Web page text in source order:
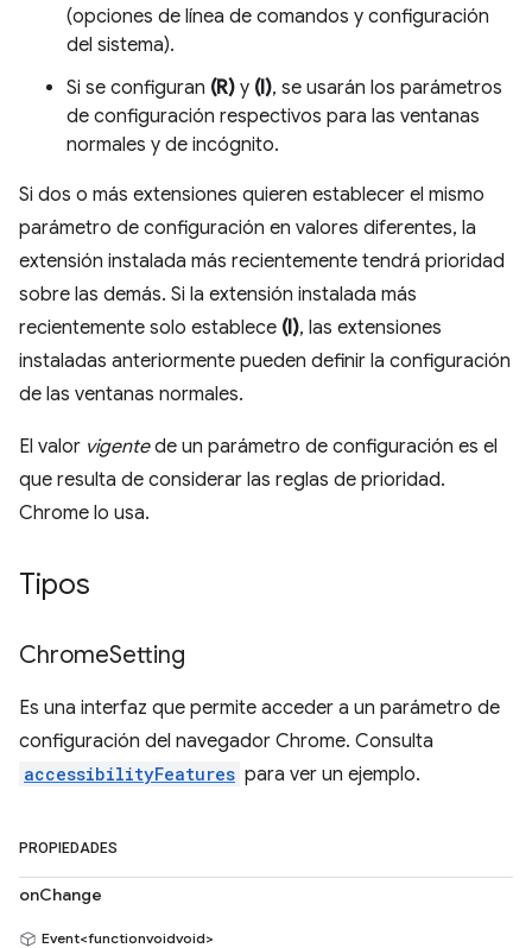
(opciones de línea de comandos y configuración
del sistema).
Si se configuran (R) y (I), se usarán los parámetros
de configuración respectivos para las ventanas
normales y de incógnito.
Si dos o más extensiones quieren establecer el mismo
parámetro de configuración en valores diferentes, la
extensión instalada más recientemente tendrá prioridad
sobre las demás. Si la extensión instalada más
recientemente solo establece (I), las extensiones
instaladas anteriormente pueden definir la configuración
de las ventanas normales.
El valor vigentede un parámetro de configuración es el
que resulta de considerar las reglas de prioridad.
Chrome lo usa.
Tipos
ChromeSetting
Es una interfaz que permite acceder a un parámetro de
configuración del navegador Chrome. Consulta
accessibilityFeatures para ver un ejemplo.
PROPIEDADES
onChange
Event<functionvoidvoid>